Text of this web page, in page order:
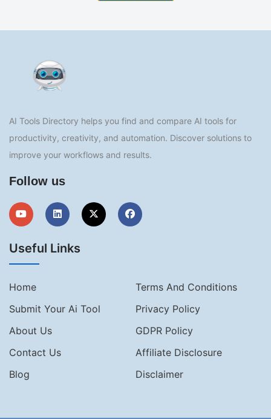
AI Tools Directory helps you find and compare AI tools for
productivity, creativity, and automation. Discover solutions to
improve your workflows and results.
Follow us
Useful Links
Home
Terms And Conditions
Submit Your Ai Tool
Privacy Policy
About Us
GDPR Policy
Contact Us
Affiliate Disclosure
Blog
Disclaimer